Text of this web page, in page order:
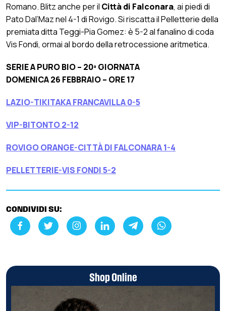
Romano. Blitz anche per il Città di Falconara, ai piedi di
Pato Dal’Maz nel 4-1 di Rovigo. Si riscatta il Pelletterie della
premiata ditta Teggi-Pia Gomez: è 5-2 al fanalino di coda
Vis Fondi, ormai al bordo della retrocessione aritmetica.
SERIE A PURO BIO – 20ª GIORNATA
DOMENICA 26 FEBBRAIO – ORE 17
LAZIO-TIKITAKA FRANCAVILLA 0-5
VIP-BITONTO 2-12
ROVIGO ORANGE-CITTÀ DI FALCONARA 1-4
PELLETTERIE-VIS FONDI 5-2
CONDIVIDI SU:
Shop Online